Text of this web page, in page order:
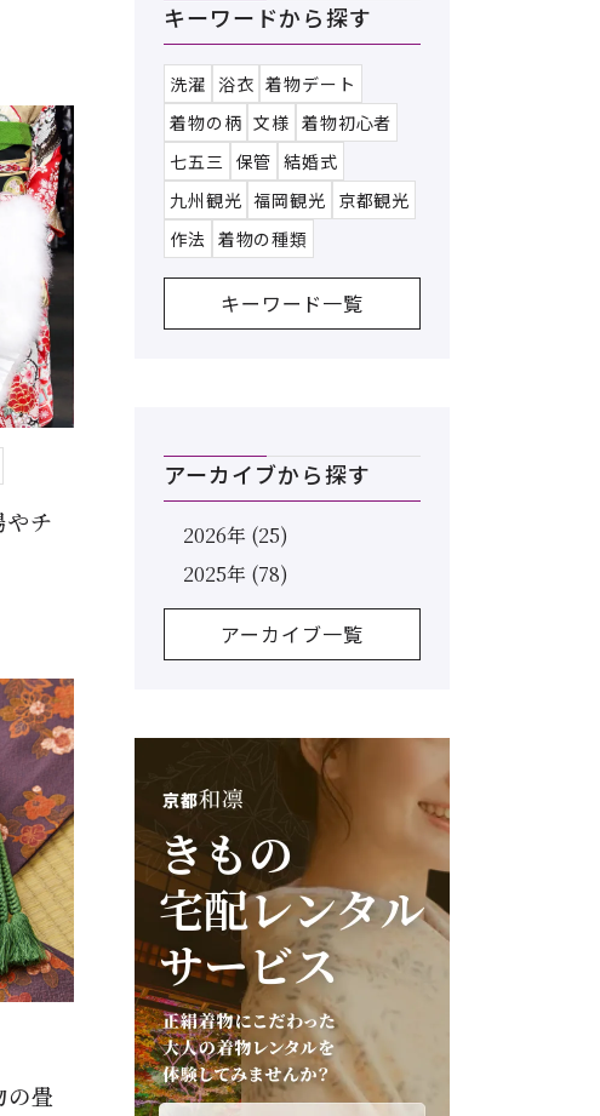
チ
の畳
キーワードから探す
洗濯 浴衣 着物デート
着物の柄 文様 着物初心者
七五三 保管 結婚式
九州観光 福岡観光 京都観光
作法 着物の種類
キーワード一覧
アーカイブから探す
2026年 (25)
2025年 (78)
アーカイブ一覧